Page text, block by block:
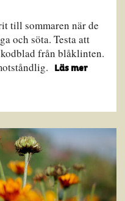
till sommaren när de
och söta. Testa att
från blåklinten.
Läs mer